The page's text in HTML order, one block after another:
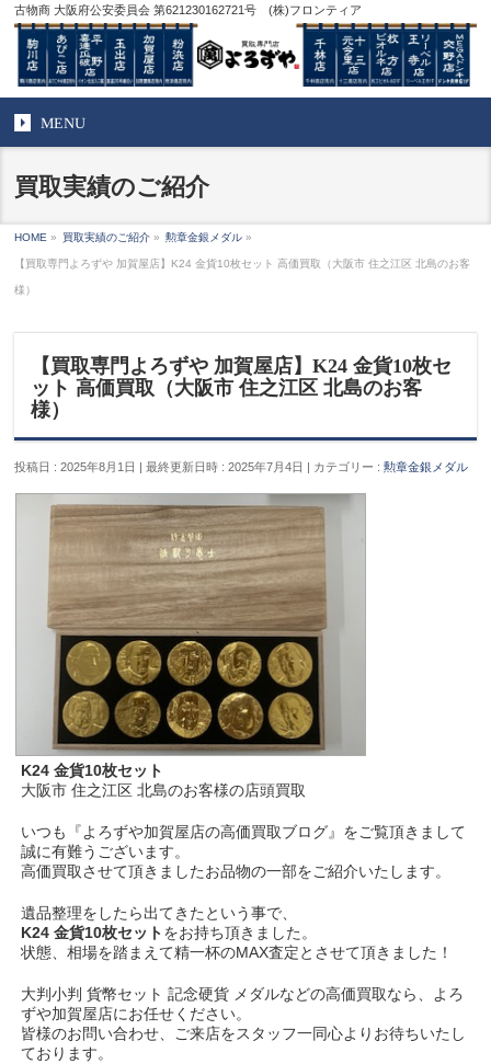
古物商 大阪府公安委員会 第621230162721号 (株)フロンティア
MENU
買取実績のご紹介
HOME » 買取実績のご紹介 » 勲章金銀メダル »
【買取専門よろずや 加賀屋店】K24 金貨10枚セット 高価買取（大阪市 住之江区 北島のお客
様）
【買取専門よろずや 加賀屋店】K24 金貨10枚セ
ット 高価買取（大阪市 住之江区 北島のお客
様）
投稿日 : 2025年8月1日 最終更新日時 : 2025年7月4日 カテゴリー :勲章金銀メダル
K24 金貨10枚セット
大阪市 住之江区 北島のお客様の店頭買取
いつも『よろずや加賀屋店の高価買取ブログ』をご覧頂きまして
誠に有難うございます。
高価買取させて頂きましたお品物の一部をご紹介いたします。
遺品整理をしたら出てきたという事で、
K24 金貨10枚セットをお持ち頂きました。
状態、相場を踏まえて精一杯のMAX査定とさせて頂きました！
大判小判 貨幣セット 記念硬貨 メダルなどの高価買取なら、よろ
ずや加賀屋店にお任せください。
皆様のお問い合わせ、ご来店をスタッフ一同心よりお待ちいたし
ております。